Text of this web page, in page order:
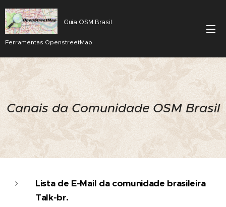
Guia OSM Brasil
Ferramentas OpenstreetMap
Canais da Comunidade OSM Brasil
Lista de E-Mail da comunidade brasileira
Talk-br.